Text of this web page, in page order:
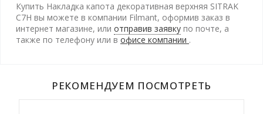
Купить Накладка капота декоративная верхняя SITRAK
C7H вы можете в компании Filmant, оформив заказ в
интернет магазине, или отправив заявку по почте, а
также по телефону или в офисе компании .
РЕКОМЕНДУЕМ ПОСМОТРЕТЬ